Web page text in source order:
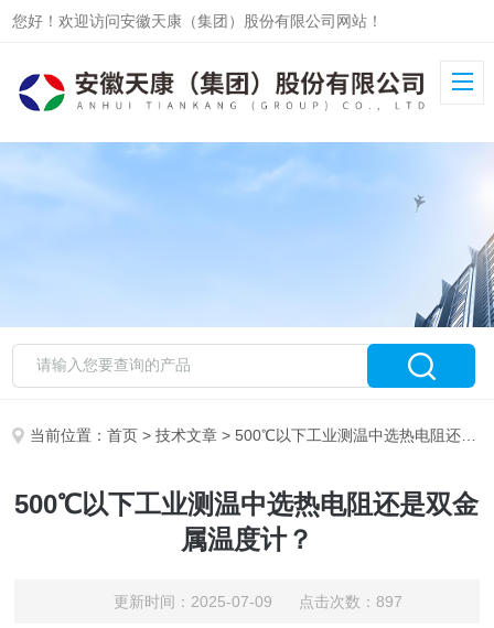
您好！欢迎访问安徽天康（集团）股份有限公司网站！
当前位置：首页 >技术文章 > 500℃以下工业测温中选热电阻还是双金属温度计？
500℃以下工业测温中选热电阻还是双金
属温度计？
更新时间：2025-07-09 点击次数：897